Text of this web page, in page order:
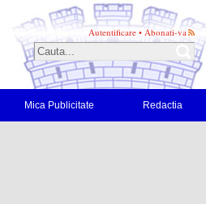
Autentificare • Abonati-va
Mica Publicitate Redactia